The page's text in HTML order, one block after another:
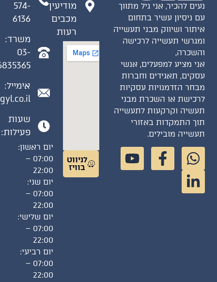
להכיר, אני גיל מתווך
ניסיון עשיר בתחום
ושיווק מבני תעשייה
תעשייה לרכישה
מציע למפעלים, אנשי
תאגידים וחברות
הזדמנויות עסקיות
או השכרת מבני
וקרקעות לתעשייה
התמקדות באזורי
מובילים.
מודיעין
מכבים
רעות
לניווט
בוויז
574-
6136
משרד:
03-
6835365
אימייל:
gil@gyl.co.il
שעות
פעילות:
יום ראשון:
07:00 –
22:00
יום שני:
07:00 –
22:00
יום שלישי:
07:00 –
22:00
יום רביעי:
07:00 –
22:00